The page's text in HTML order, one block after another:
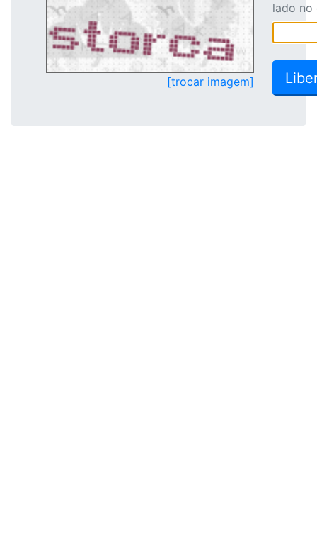
[trocar imagem]
lado no